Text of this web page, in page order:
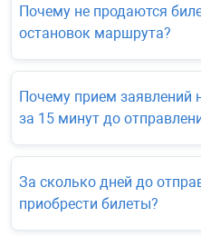
Почему не продаются
остановок маршрута?
Почему прием заявлений
за 15 минут до
За сколько дней до
приобрести билеты?